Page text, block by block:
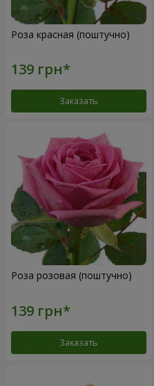
Роза красная (поштучно)
Заказать
Роза розовая (поштучно)
Заказать